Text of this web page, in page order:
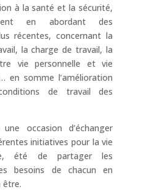
à la santé et la sécurité,
en abordant des
récentes, concernant la
la charge de travail, la
vie personnelle et vie
en somme l’amélioration
de travail des
occasion d’échanger
initiatives pour la vie
été de partager les
besoins de chacun en
être.